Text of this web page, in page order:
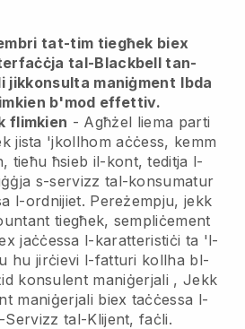
tat-tim tiegħek biex
tal-Blackbell tan-
jikkonsulta maniġment Ibda
b'mod effettiv.
flimkien - Agħżel liema parti
jista 'jkollhom aċċess, kemm
tieħu ħsieb il-kont, teditja l-
s-servizz tal-konsumatur
l-ordnijiet. Pereżempju, jekk
tiegħek, sempliċement
jaċċessa l-karatteristiċi ta 'l-
hu jirċievi l-fatturi kollha bl-
konsulent maniġerjali , Jekk
maniġerjali biex taċċessa l-
Servizz tal-Klijent, faċli.